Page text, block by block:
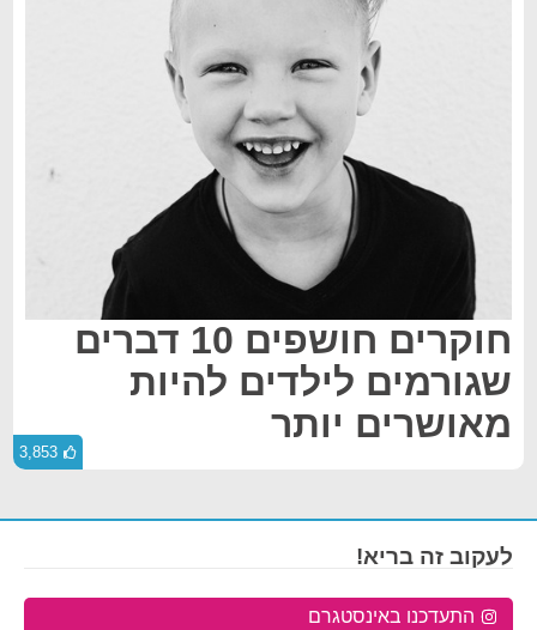
חוקרים חושפים 10 דברים
שגורמים לילדים להיות
מאושרים יותר
3,853
לעקוב זה בריא!
התעדכנו באינסטגרם